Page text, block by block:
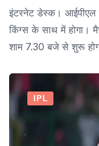
इंटरनेट डेस्क। आईपीएल
किंग्स के साथ में होगा।
शाम 7.30 बजे से शुरू
IPL